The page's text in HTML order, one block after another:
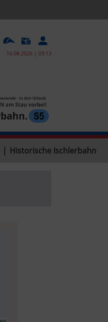
10.08.2026 | 03:13
Historische Ischlerbahn